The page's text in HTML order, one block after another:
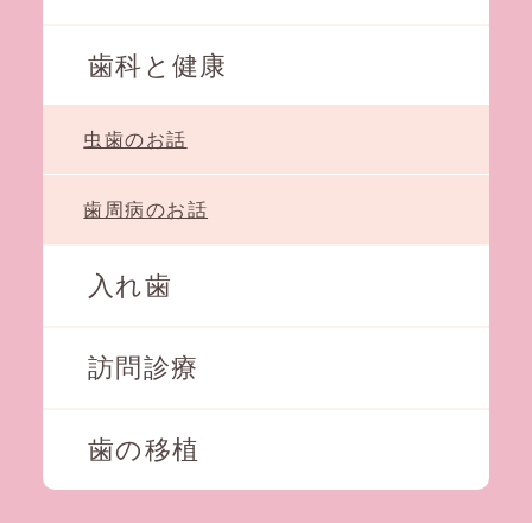
歯科と健康
虫歯のお話
歯周病のお話
入れ歯
訪問診療
歯の移植